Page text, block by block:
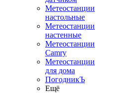
Метеостанции
настольные
Метеостанции
настенные
Метеостанции
Camry
Метеостанции
для дома
ПогодникЪ
Ещё